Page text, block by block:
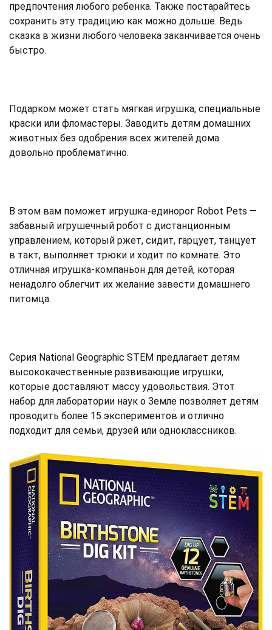
предпочтения любого ребенка. Также постарайтесь
сохранить эту традицию как можно дольше. Ведь
сказка в жизни любого человека заканчивается очень
быстро.
Подарком может стать мягкая игрушка, специальные
краски или фломастеры. Заводить детям домашних
животных без одобрения всех жителей дома
довольно проблематично.
В этом вам поможет игрушка-единорог Robot Pets —
забавный игрушечный робот с дистанционным
управлением, который ржет, сидит, гарцует, танцует
в такт, выполняет трюки и ходит по комнате. Это
отличная игрушка-компаньон для детей, которая
ненадолго облегчит их желание завести домашнего
питомца.
Серия National Geographic STEM предлагает детям
высококачественные развивающие игрушки,
которые доставляют массу удовольствия. Этот
набор для лаборатории наук о Земле позволяет детям
проводить более 15 экспериментов и отлично
подходит для семьи, друзей или одноклассников.